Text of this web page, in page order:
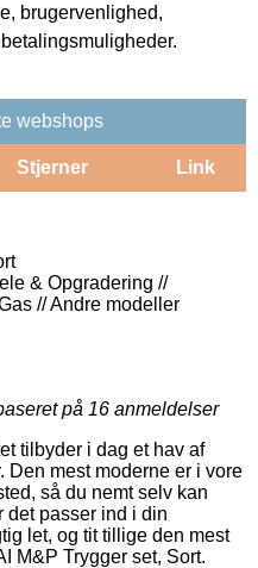
brugervenlighed,
webshops
Stjerner Link
& Opgradering //
// Andre modeller
på 16 anmeldelser
tilbyder i dag et hav af
mest moderne er i vore
så du nemt selv kan
passer ind i din
let, og tit tillige den mest
M&P Trygger set, Sort.